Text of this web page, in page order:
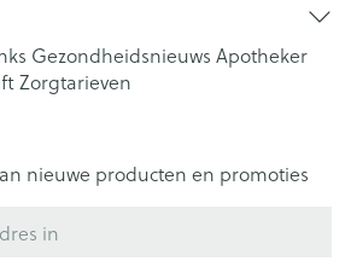
Gezondheidsnieuws Apotheker
Zorgtarieven
nieuwe producten en promoties